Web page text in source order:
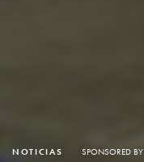
NOTICIAS SPONSORED BY